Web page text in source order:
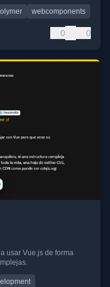
webcomponents
0 0
usar Vue.js de forma